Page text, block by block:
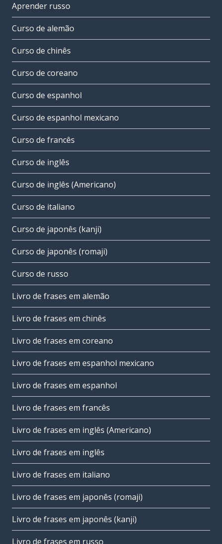
Aprender russo
Curso de alemão
Curso de chinês
Curso de coreano
Curso de espanhol
Curso de espanhol mexicano
Curso de francês
Curso de inglês
Curso de inglês (Americano)
Curso de italiano
Curso de japonês (kanji)
Curso de japonês (romaji)
Curso de russo
Livro de frases em alemão
Livro de frases em chinês
Livro de frases em coreano
Livro de frases em espanhol mexicano
Livro de frases em espanhol
Livro de frases em francês
Livro de frases em inglês (Americano)
Livro de frases em inglês
Livro de frases em italiano
Livro de frases em japonês (romaji)
Livro de frases em japonês (kanji)
Livro de frases em russo